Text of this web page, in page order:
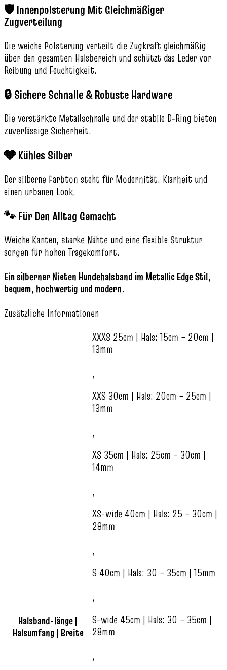
🛡️ Innenpolsterung Mit Gleichmäßiger
Zugverteilung
Die weiche Polsterung verteilt die Zugkraft gleichmäßig
über den gesamten Halsbereich und schützt das Leder vor
Reibung und Feuchtigkeit.
🔒 Sichere Schnalle & Robuste Hardware
Die verstärkte Metallschnalle und der stabile D‑Ring bieten
zuverlässige Sicherheit.
🩶 Kühles Silber
Der silberne Farbton steht für Modernität, Klarheit und
einen urbanen Look.
🐾 Für Den Alltag Gemacht
Weiche Kanten, starke Nähte und eine flexible Struktur
sorgen für hohen Tragekomfort.
Ein silberner Nieten Hundehalsband im Metallic Edge Stil,
bequem, hochwertig und modern.
Zusätzliche Informationen
Halsband-länge |
Halsumfang | Breite
XXXS 25cm | Hals: 15cm – 20cm |
13mm
,
XXS 30cm | Hals: 20cm – 25cm |
13mm
,
XS 35cm | Hals: 25cm – 30cm |
14mm
,
XS-wide 40cm | Hals: 25 – 30cm |
28mm
,
S 40cm | Hals: 30 – 35cm | 15mm
,
S-wide 45cm | Hals: 30 – 35cm |
28mm
,